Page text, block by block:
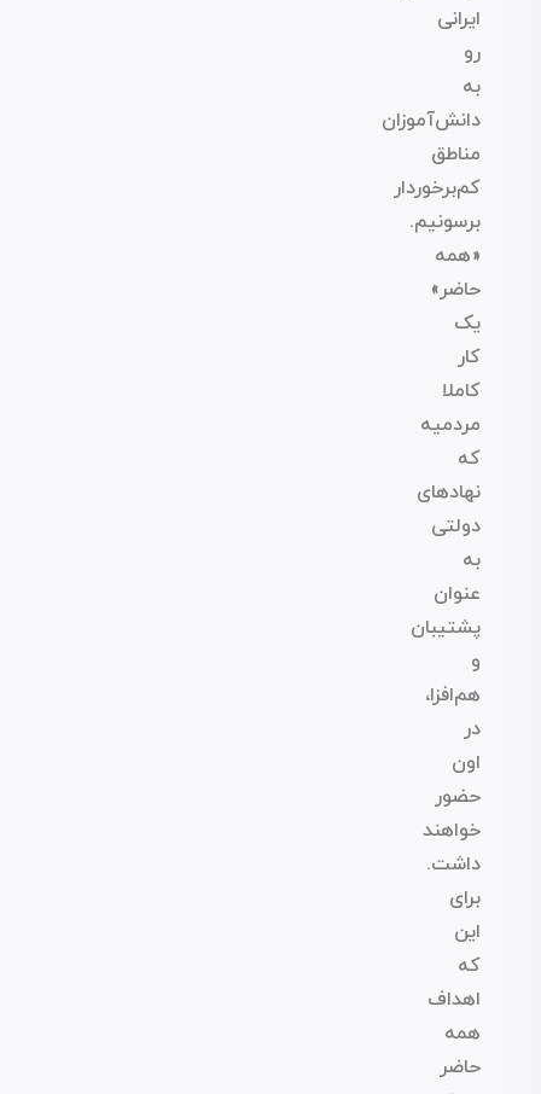
ایرانی
رو
به
دانش‌آموزان
مناطق
کم‌برخوردار
برسونیم.
«همه
حاضر»
یک
کار
کاملا
مردمیه
که
نهادهای
دولتی
به
عنوان
پشتیبان
و
هم‌افزا،
در
اون
حضور
خواهند
داشت.
برای
این
که
اهداف
همه
حاضر